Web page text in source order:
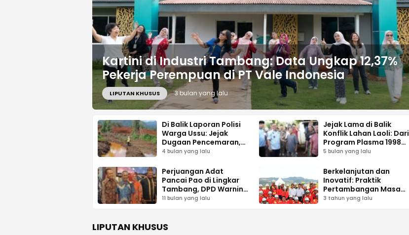
Kartini di Industri Tambang: Data Ungkap 12,37%
Pekerja Perempuan di PT Vale Indonesia
LIPUTAN KHUSUS 3 bulan yang lalu
Di Balik Laporan Polisi
Warga Ussu: Jejak
Dugaan Pencemaran,
Tekanan Hukum, dan
4 bulan yang lalu
Jejak Lama di Balik
Konflik Lahan Laoli: Dari
Program Plasma 1998
hingga PSN
5 bulan yang lalu
Perjuangan Adat
Pancai Pao di Lingkar
Tambang, DPD Warning
PT Vale: Jangan
11 bulan yang lalu
Berkelanjutan dan
Inovatif: Praktik
Pertambangan Masa
Depan PT Vale
3 tahun yang lalu
LIPUTAN KHUSUS